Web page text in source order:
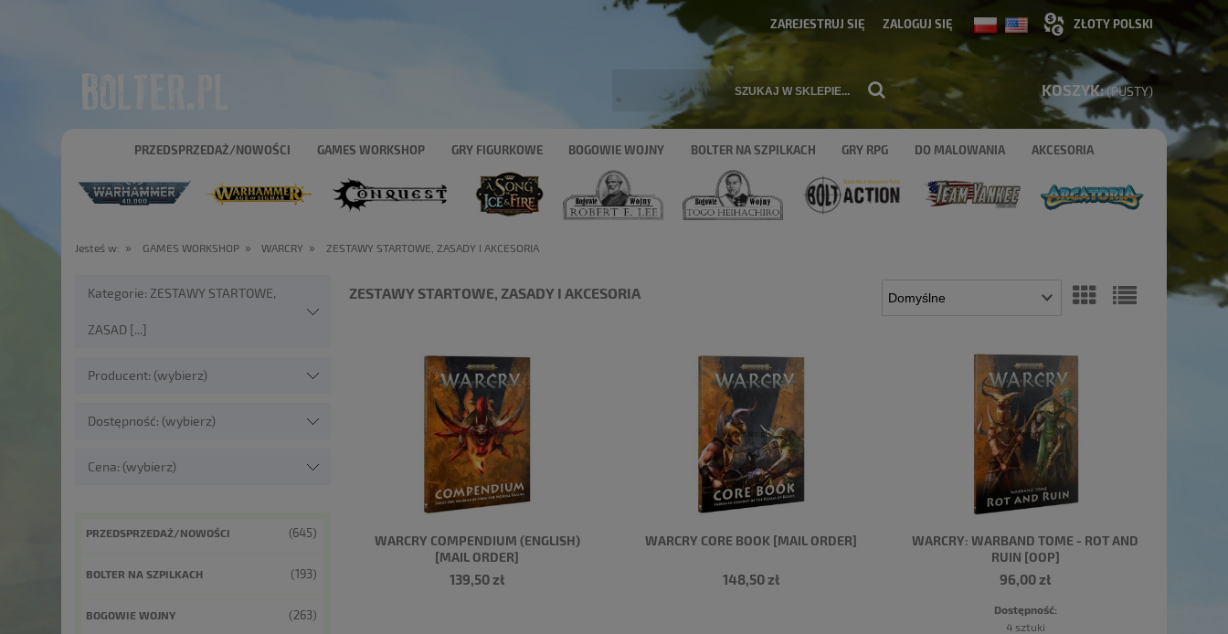
ZAREJESTRUJ SIĘ ZALOGUJ SIĘ
KOSZYK:(PUSTY)
PRZEDSPRZEDAŻ/NOWOŚCI GAMES WORKSHOP GRY FIGURKOWE BOGOWIE WOJNY BOLTER NA SZPILKACH GRY RPG DO MALOWANIA AKCESORIA
Jesteś w: » GAMES WORKSHOP » WARCRY » ZESTAWY STARTOWE, ZASADY I AKCESORIA
Kategorie: ZESTAWY STARTOWE,
ZASAD [...]
Producent: (wybierz)
Dostępność: (wybierz)
Cena: (wybierz)
PRZEDSPRZEDAŻ/NOWOŚCI (645)
BOLTER NA SZPILKACH (193)
BOGOWIE WOJNY (263)
ZESTAWY STARTOWE, ZASADY I AKCESORIA
WARCRY COMPENDIUM (ENGLISH)
[MAIL ORDER]
139,50 zł
WARCRY CORE BOOK [MAIL ORDER]
148,50 zł
WARCRY: WARBAND TOME - ROT AND
RUIN [OOP]
96,00 zł
Dostępność:
4 sztuki